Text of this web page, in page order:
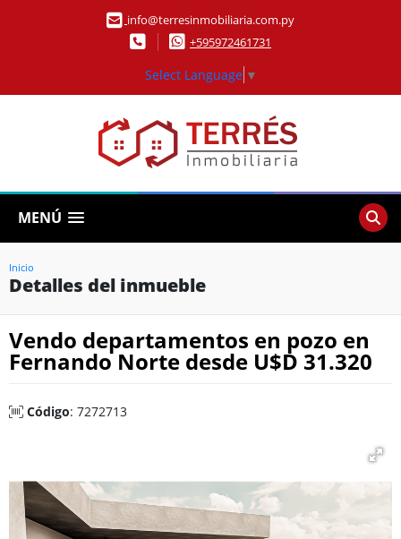
info@terresinmobiliaria.com.py
+595972461731
Select Language ▼
MENÚ
Inicio
Detalles del inmueble
Vendo departamentos en pozo en
Fernando Norte desde U$D 31.320
Código: 7272713